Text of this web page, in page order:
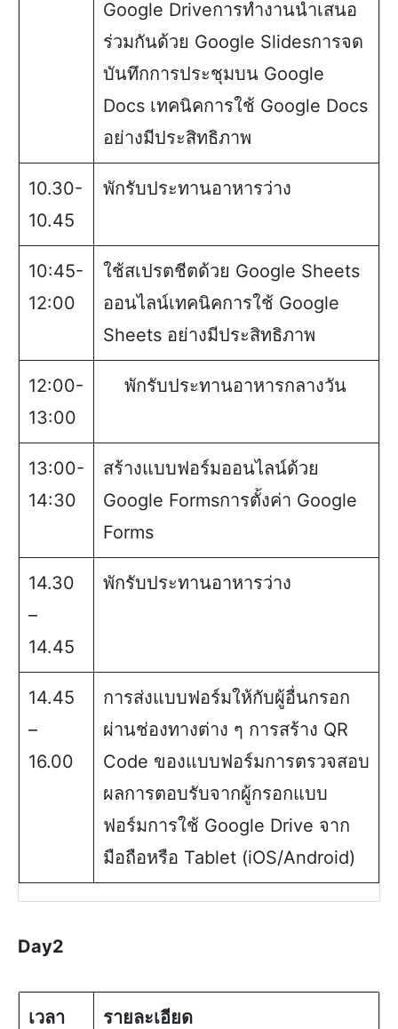
Google Driveการทำงานนำเสนอ
ร่วมกันด้วย Google Slidesการจด
บันทึกการประชุมบน Google
Docs เทคนิคการใช้ Google Docs
อย่างมีประสิทธิภาพ
10.30-
10.45
พักรับประทานอาหารว่าง
10:45-
12:00
ใช้สเปรตชีตด้วย Google Sheets
ออนไลน์เทคนิคการใช้ Google
Sheets อย่างมีประสิทธิภาพ
12:00-
13:00
พักรับประทานอาหารกลางวัน
13:00-
14:30
สร้างแบบฟอร์มออนไลน์ด้วย
Google Formsการตั้งค่า Google
Forms
14.30
–
14.45
พักรับประทานอาหารว่าง
14.45
–
16.00
การส่งแบบฟอร์มให้กับผู้อื่นกรอก
ผ่านช่องทางต่าง ๆ การสร้าง QR
Code ของแบบฟอร์มการตรวจสอบ
ผลการตอบรับจากผู้กรอกแบบ
ฟอร์มการใช้ Google Drive จาก
มือถือหรือ Tablet (iOS/Android)
Day2
เวลา รายละเอียด